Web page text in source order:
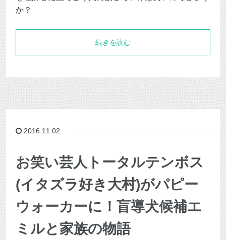
か？
続きを読む
2016.11.02
お笑い芸人トータルテンボス
(イタズラ好き大村)がパピー
ウォーカーに！盲導犬候補エ
ミルと家族の物語